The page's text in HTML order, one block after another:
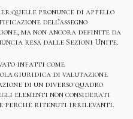
quelle pronunce di appello
dell’assegno
ma non ancora definite da
resa dalle Sezioni Unite.
infatti come
giuridica di valutazione
di un diverso quadro
elementi non considerati
perché ritenuti irrilevanti.